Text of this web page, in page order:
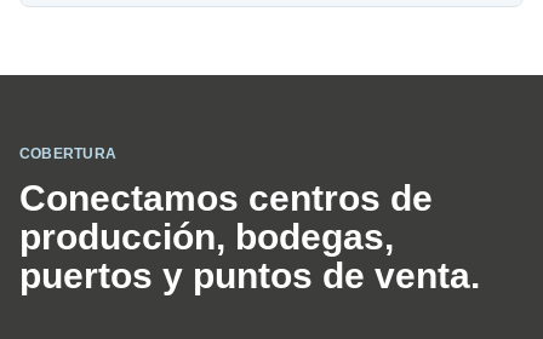
COBERTURA
Conectamos centros de
producción, bodegas,
puertos y puntos de venta.